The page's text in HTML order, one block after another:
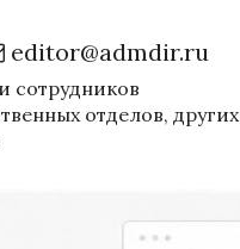
editor@admdir.ru
сотрудников
отделов, других